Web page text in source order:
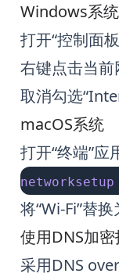
Windows系统
打开“控制面
右键点击当前
取消勾选
macOS系统
打开“终端”应
networksetup
将“Wi-Fi”替
使用DNS加
采用DNS